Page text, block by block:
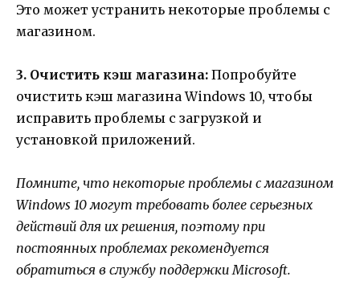
Это может устранить некоторые проблемы с
магазином.
3. Очистить кэш магазина: Попробуйте
очистить кэш магазина Windows 10, чтобы
исправить проблемы с загрузкой и
установкой приложений.
Помните, что некоторые проблемы с магазином
Windows 10 могут требовать более серьезных
действий для их решения, поэтому при
постоянных проблемах рекомендуется
обратиться в службу поддержки Microsoft.